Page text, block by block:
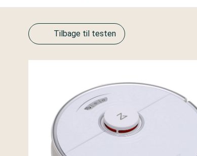
Tilbage til testen